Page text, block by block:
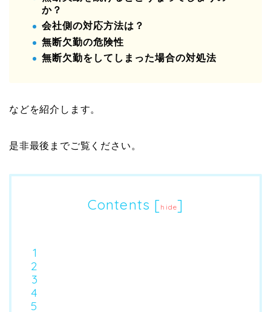
か？
会社側の対応方法は？
無断欠勤の危険性
無断欠勤をしてしまった場合の対処法
などを紹介します。
是非最後までご覧ください。
Contents [hide]